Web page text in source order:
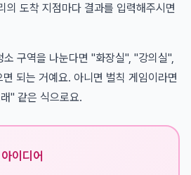
의 도착 지점마다 결과를 입력해주시면
구역을 나눈다면 "화장실", "강의실",
되는 거예요. 아니면 벌칙 게임이라면
" 같은 식으로요.
이디어